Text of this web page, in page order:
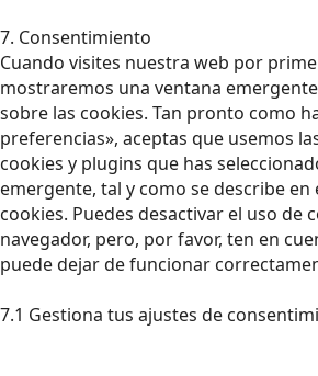
7. Consentimiento
Cuando visites nuestra web por
mostraremos una ventana
sobre las cookies. Tan pronto como
preferencias», aceptas que usemos
cookies y plugins que has
emergente, tal y como se describe en
cookies. Puedes desactivar el uso de
navegador, pero, por favor, ten en
puede dejar de funcionar
7.1 Gestiona tus ajustes de